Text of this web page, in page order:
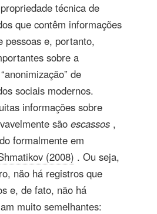
técnica de
que contêm informações
pessoas e, portanto,
sobre a
de
sociais modernos.
informações sobre
são escassos ,
formalmente em
(2008) . Ou seja,
não há registros que
e, de fato, não há
muito semelhantes: